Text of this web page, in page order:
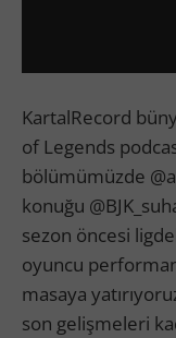
KartalRecord
of Legends
bölümümüzde
konuğu
sezon öncesi
oyuncu
masaya
son gelişmeleri